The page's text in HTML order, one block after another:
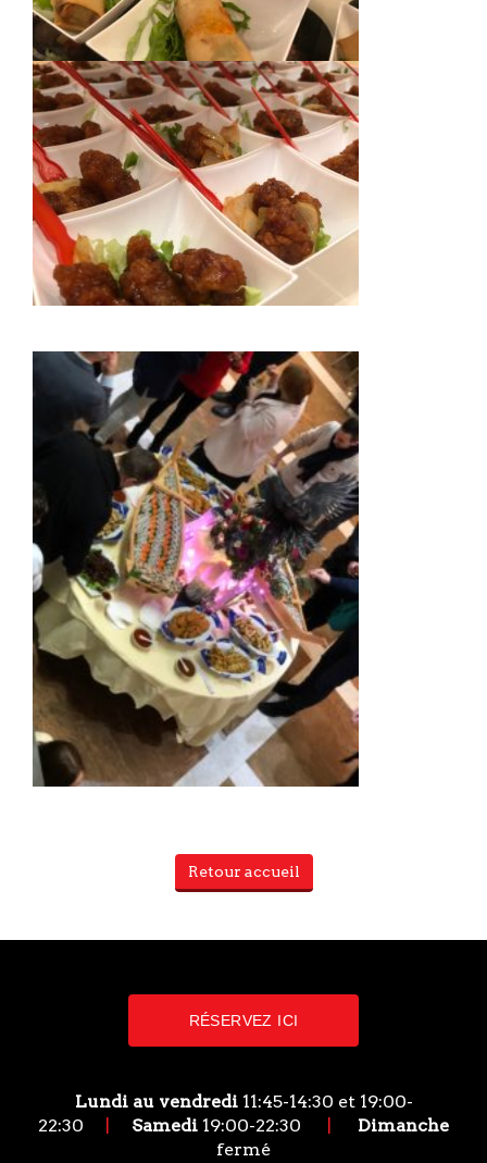
Retour accueil
RÉSERVEZ ICI
Lundi au vendredi11:45-14:30 et 19:00-
22:30
Samedi 19:00-22:30
Dimanche
fermé